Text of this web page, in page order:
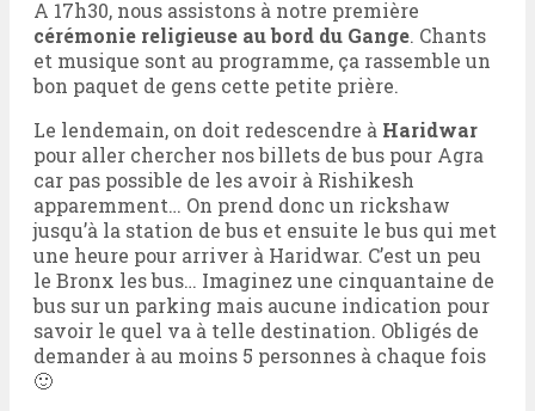
A 17h30, nous assistons à notre première
cérémonie religieuse au bord du Gange. Chants
et musique sont au programme, ça rassemble un
bon paquet de gens cette petite prière.
Le lendemain, on doit redescendre à Haridwar
pour aller chercher nos billets de bus pour Agra
car pas possible de les avoir à Rishikesh
apparemment… On prend donc un rickshaw
jusqu’à la station de bus et ensuite le bus qui met
une heure pour arriver à Haridwar. C’est un peu
le Bronx les bus… Imaginez une cinquantaine de
bus sur un parking mais aucune indication pour
savoir le quel va à telle destination. Obligés de
demander à au moins 5 personnes à chaque fois
🙂